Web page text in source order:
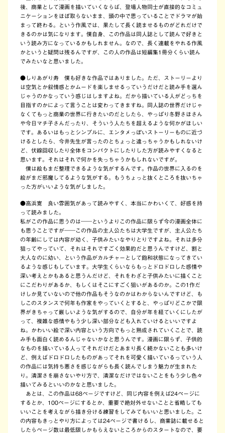
後、商業として漫画を描いていくならば、登場人物同士が直接的なコミュ
ニケーションをほぼ取らないまま、頭の中で思っていることでドラマが始
まって終わる。という作風では、果たして長く読ませるものがどれだけで
きるのかは気になります。僕自身、この作品は同人誌として読んで好きと
いう読み方になっているかもしれません。なので、長く連載をやれる作風
かというと疑問は残るんですが、この人の作品は短編集1冊分くらい読ん
でみたいなと思いました。
●しりあがり寿 僕も好きな作品ではありました。ただ、ストーリーより
は空気とか叙情感とかムードを楽しませるっていうだけだと読み手を選ん
じゃうのかなっていう感じはしますよね。だから描いている人がどっちを
目指すのかによって言うことは変わってきますね。同人誌の世界だけじゃ
なくてもっと商業の世界に行きたいのだとしたら、やっぱり冬野さほさん
や今日マチ子さんだったり、そういう人たちを超えるような何かがほしい
です。あるいはもっとシンプルに、エンタメっぽいストーリーものに近づ
けるとしたら、今井先生が言ったのとちょっと違っちゃうかもしれないけ
ど、伏線回収したり全体をコンパクトにしたりした方が読みやすくなると
思います。それはそれで何かを失っちゃうかもしれないですが。
僕は絵もまだ整理できるような気がするんです。作品の世界に入るのを
絵がまだ邪魔してるような気がする。もうちょっと抜くところを抜いちゃ
った方がいいような気がしました。
●高浜寛 良い雰囲気があって読みやすく、本当にかわいくて、好感を持
って読みました。
私がこの作品に思うのは――というよりこの作品に限らず今の漫画全体に
も思うことですが――この作品の主人公たちは大学生ですが、主人公たち
の年齢にしては内容が幼く、子供みたいなやりとりですよね。それは多分
狙ってやっていて、それはそれですごく効果的だと思うんですけど、割と
大人なのに幼い、という作品がカルチャーとして飽和状態になってきてい
るような感じもしています。大学生くらいならもっとドロドロした感情や
深い考えとかもあると思うんだけど、それをわざと子供みたいに描くこと
にこだわりがあるか、もしくはそこにすごく狙いがあるのか。この1作だ
けしか見ていないので他の作品もそうなのかはわからないんですけど、も
しこのスタンスで何年も作家をやっていくとすると、やっぱりどこかで限
界がきちゃって厳しいような気がするので、自分が年を経ていくにしたが
って、複雑な感情やもう少し深い部分なども入れていけるといいですよ
ね。かわいい絵で深い内容という方向でもっと熟成されていくことで、読
み手も面白く読めるんじゃないかなと思うんです。漫画に限らず、子供的
なものを描いている人ってそれだけだとあまり長く続かないことも多いけ
ど、例えばドロドロしたものがあってそれを可愛く描いているっていう人
の作品には気持ち悪さを感じながらも長く読んでしまう魅力が生まれた
り。清潔さを崩さないやり方で、清潔なだけではないことをもう少し色々
描いてみるといいのかなと思いました。
あとは、この作品は68ページですけど、同じ内容を例えば24ページに
するとか、100ページにするとか、重要で絶対外せないことと省略しても
いいことを考えながら描き分ける練習をしてみてもいいと思いました。こ
の内容もきっとやり方によっては24ページで書けるし、商業誌に載せると
したらページ数は最低限しかもらえないところからのスタートなので、要